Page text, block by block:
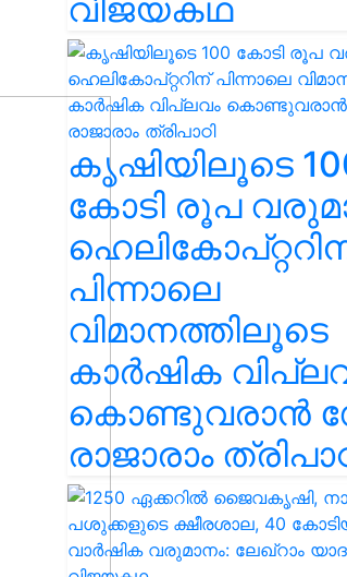
വിജയകഥ
കൃഷിയിലൂടെ
കോടി രൂപ
പിന്നാലെ
വിമാനത്തിലൂടെ
കാർഷിക
കൊണ്ടുവരാൻ
രാജാരാം